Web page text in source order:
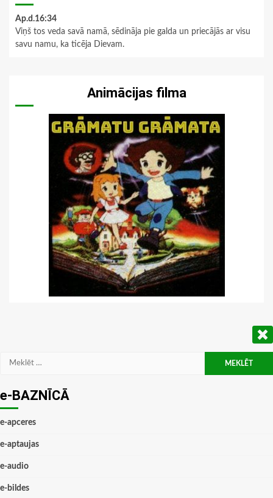
Ap.d.16:34
Viņš tos veda savā namā, sēdināja pie galda un priecājās ar visu
savu namu, ka ticēja Dievam.
Animācijas filma
Meklēt:
e-BAZNĪCĀ
e-apceres
e-aptaujas
e-audio
e-bildes